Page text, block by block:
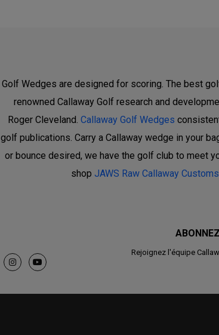
Golf Wedges are designed for scoring. The best
renowned Callaway Golf research and
Roger Cleveland. Callaway Golf Wedges
golf publications. Carry a Callaway wedge in your
or bounce desired, we have the golf club to meet
shop JAWS Raw Callaway Customs
Rejoignez l'équipe